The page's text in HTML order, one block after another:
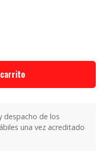
despacho de los
una vez acreditado